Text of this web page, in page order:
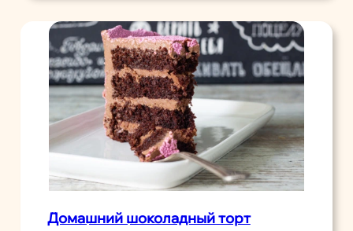
Домашний шоколадный торт